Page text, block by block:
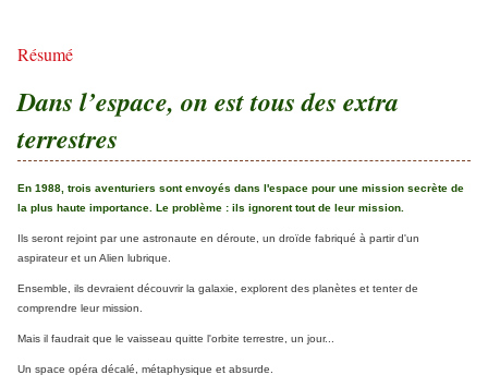
Résumé
Dans l’espace, on est tous des extra
terrestres
En 1988, trois aventuriers sont envoyés dans l'espace pour une mission secrète de
la plus haute importance. Le problème : ils ignorent tout de leur mission.
Ils seront rejoint par une astronaute en déroute, un droïde fabriqué à partir d'un
aspirateur et un Alien lubrique.
Ensemble, ils devraient découvrir la galaxie, explorent des planètes et tenter de
comprendre leur mission.
Mais il faudrait que le vaisseau quitte l'orbite terrestre, un jour...
Un space opéra décalé, métaphysique et absurde.